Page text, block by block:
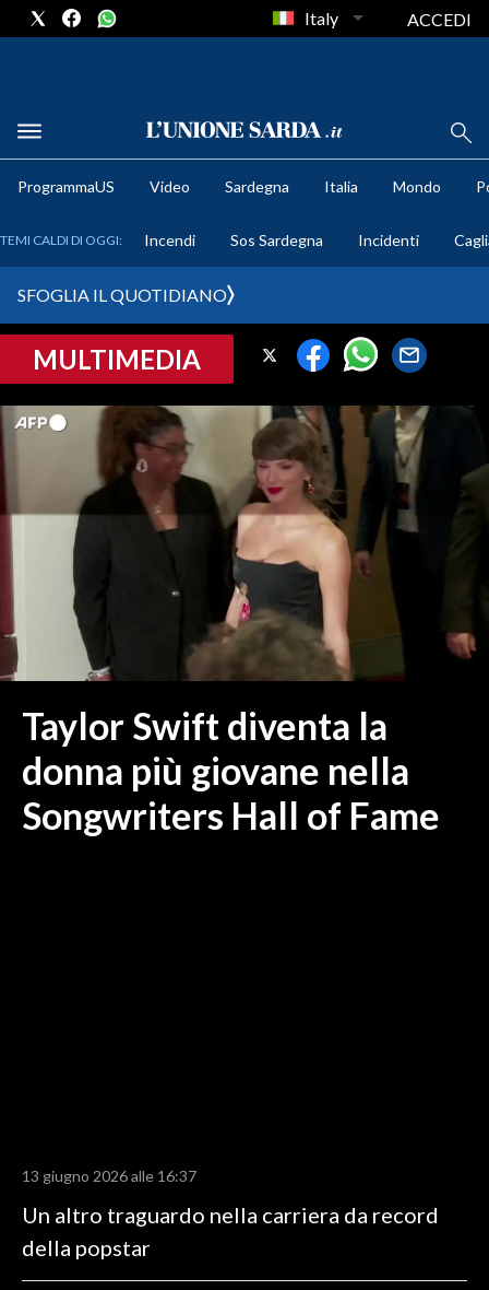
METEO
CRONACA SARDEGNA
PROVINCIA DI CAGLIARI
SULCIS IGLESIENTE
MEDIO CAMPIDANO
ORISTANO E PROVINCIA
GALLURA
NUORO E PROVINCIA
OGLIASTRA
CRONACA
ITALIA
MONDO
RISULTATI E CLASSIFICHE
CALCIO
CALCIO REGIONALE
BASKET
Italy ACCEDI
ProgrammaUS Video Sardegna Italia Mondo
TEMI CALDI DI OGGI: Incendi Sos Sardegna Incidenti
SFOGLIA IL QUOTIDIANO
MULTIMEDIA
Taylor Swift diventa la
donna più giovane nella
Songwriters Hall of Fame
13 giugno 2026 alle 16:37
Un altro traguardo nella carriera da record
della popstar